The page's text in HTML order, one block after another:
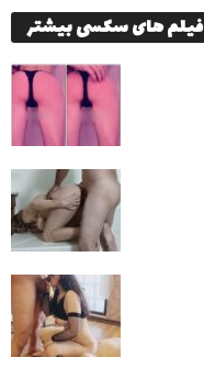
فیلم های سکسی بیشتر